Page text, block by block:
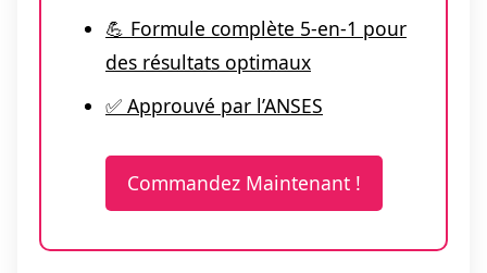
💪 Formule complète 5-en-1 pour
des résultats optimaux
✅ Approuvé par l’ANSES
Commandez Maintenant !